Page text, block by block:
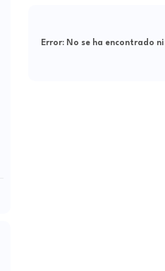
Error:No se ha encontrado